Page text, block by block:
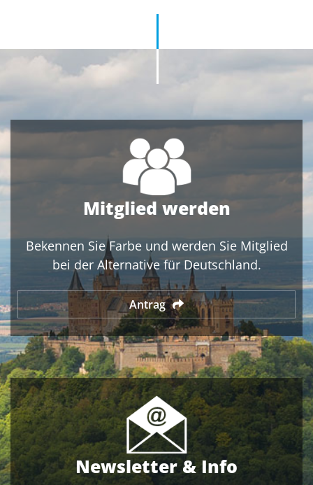
Mitglied werden
Bekennen Sie Farbe und werden Sie Mitglied
bei der Alternative für Deutschland.
Antrag
Newsletter & Info